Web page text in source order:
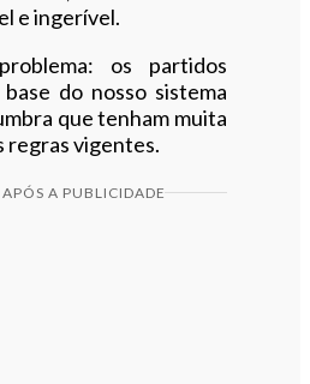
e ingerível.
os partidos
do nosso sistema
que tenham muita
regras vigentes.
A PUBLICIDADE